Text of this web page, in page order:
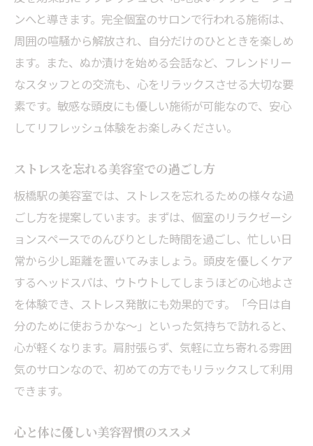
ンへと導きます。完全個室のサロンで行われる施術は、
周囲の喧騒から解放され、自分だけのひとときを楽しめ
ます。また、ぬか漬けを始める会話など、フレンドリー
なスタッフとの交流も、心をリラックスさせる大切な要
素です。敏感な頭皮にも優しい施術が可能なので、安心
してリフレッシュ体験をお楽しみください。
ストレスを忘れる美容室での過ごし方
板橋駅の美容室では、ストレスを忘れるための様々な過
ごし方を提案しています。まずは、個室のリラクゼーシ
ョンスペースでのんびりとした時間を過ごし、忙しい日
常から少し距離を置いてみましょう。頭皮を優しくケア
するヘッドスパは、ウトウトしてしまうほどの心地よさ
を体験でき、ストレス発散にも効果的です。「今日は自
分のために使おうかな～」といった気持ちで訪れると、
心が軽くなります。肩肘張らず、気軽に立ち寄れる雰囲
気のサロンなので、初めての方でもリラックスして利用
できます。
心と体に優しい美容習慣のススメ